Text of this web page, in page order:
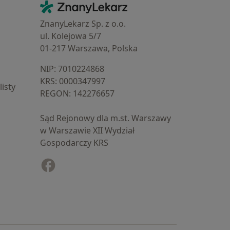
Kontakt
ZnanyLekarz - Strona główna
ZnanyLekarz Sp. z o.o.
ul. Kolejowa 5/7
01-217 Warszawa, Polska
NIP: ⁠7010224868
KRS: ⁠0000347997
REGON: ⁠142276657
Sąd Rejonowy dla m.st. Warszawy
w Warszawie XII Wydział
Gospodarczy KRS